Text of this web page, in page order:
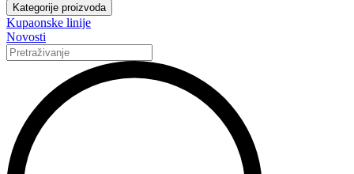
Kategorije proizvoda
Kupaonske linije
Novosti